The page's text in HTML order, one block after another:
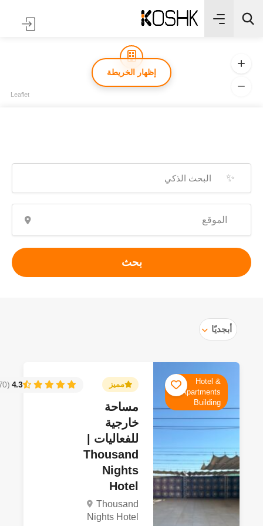
✨
بحث
أبجديًا
Hotel &
Apartments
Building
مميز
مساحة
خارجية
للفعاليات |
Thousand
Nights
Hotel
Thousand
Nights Hotel
4.3
(2770)
Leaflet
إظهار الخريطة